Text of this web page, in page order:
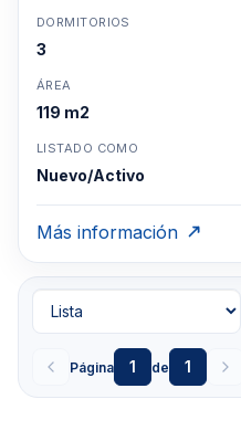
DORMITORIOS
3
ÁREA
119 m2
LISTADO COMO
Nuevo/Activo
Más información
Página 1 de 1